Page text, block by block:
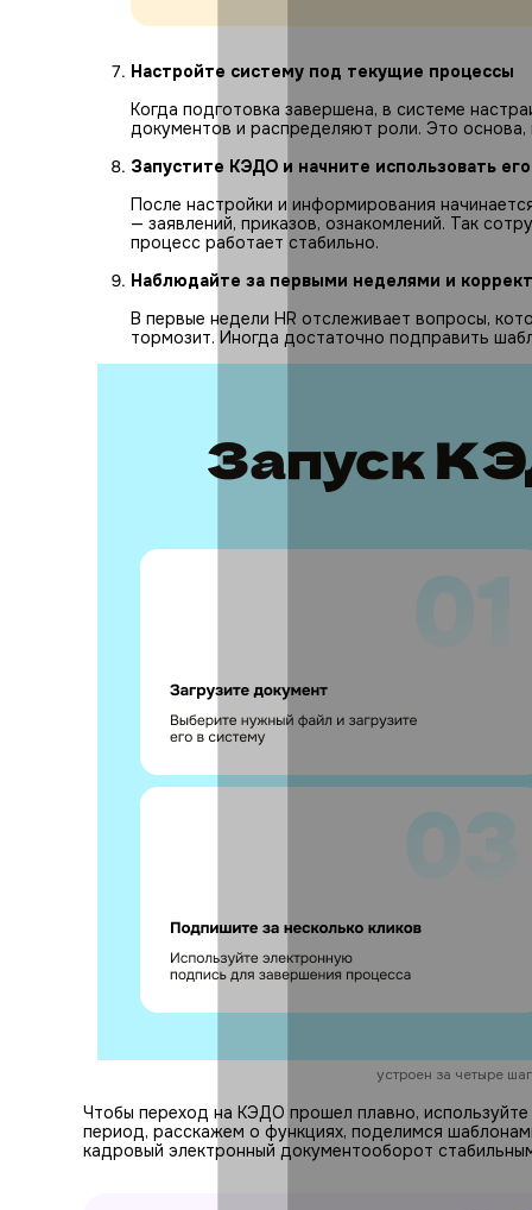
Настройте систему под текущие процессы
Когда подготовка завершена, в системе
документов и распределяют роли. Это
Запустите КЭДО и начните использовать
После настройки и информирования
— заявлений, приказов, ознакомлений. Так
процесс работает стабильно.
Наблюдайте за первыми неделями и
В первые недели HR отслеживает вопросы,
тормозит. Иногда достаточно подправить
устроен за четыре
Чтобы переход на КЭДО прошел плавно,
период, расскажем о функциях, поделимся
кадровый электронный документооборот